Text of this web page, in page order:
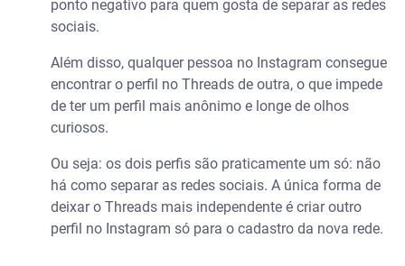
ponto negativo para quem gosta de separar as redes
sociais.
Além disso, qualquer pessoa no Instagram consegue
encontrar o perfil no Threads de outra, o que impede
de ter um perfil mais anônimo e longe de olhos
curiosos.
Ou seja: os dois perfis são praticamente um só: não
há como separar as redes sociais. A única forma de
deixar o Threads mais independente é criar outro
perfil no Instagram só para o cadastro da nova rede.